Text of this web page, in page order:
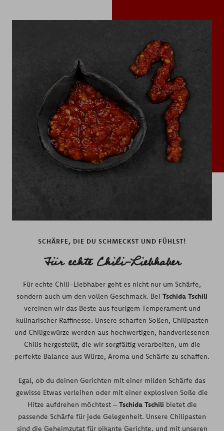
SCHÄRFE, DIE DU SCHMECKST UND FÜHLST!
Für echte Chili-Liebhaber
Für echte Chili-Liebhaber geht es nicht nur um Schärfe,
sondern auch um den vollen Geschmack. Bei Tschida Tschili
vereinen wir das Beste aus feurigem Temperament und
kulinarischer Raffinesse. Unsere scharfen Soßen, Chilipasten
und Chiligewürze werden aus hochwertigen, handverlesenen
Chilis hergestellt, die wir sorgfältig verarbeiten, um die
perfekte Balance aus Würze, Aroma und Schärfe zu schaffen.
Egal, ob du deinen Gerichten mit einer milden Schärfe das
gewisse Etwas verleihen oder mit einer explosiven Soße die
Hitze aufdrehen möchtest –Tschida Tschili bietet die
passende Schärfe für jede Gelegenheit. Unsere Chilipasten
sind die Geheimzutat für pikante Gerichte, und mit unseren